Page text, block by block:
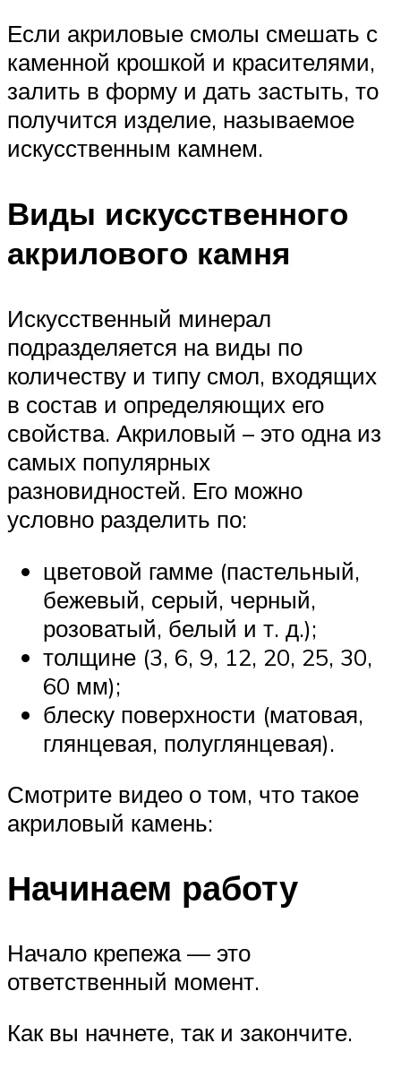
Если акриловые смолы смешать с
каменной крошкой и красителями,
залить в форму и дать застыть, то
получится изделие, называемое
искусственным камнем.
Виды искусственного
акрилового камня
Искусственный минерал
подразделяется на виды по
количеству и типу смол, входящих
в состав и определяющих его
свойства. Акриловый – это одна из
самых популярных
разновидностей. Его можно
условно разделить по:
цветовой гамме (пастельный,
бежевый, серый, черный,
розоватый, белый и т. д.);
толщине (3, 6, 9, 12, 20, 25, 30,
60 мм);
блеску поверхности (матовая,
глянцевая, полуглянцевая).
Смотрите видео о том, что такое
акриловый камень:
Начинаем работу
Начало крепежа — это
ответственный момент.
Как вы начнете, так и закончите.